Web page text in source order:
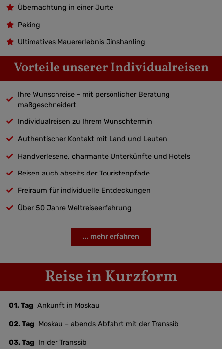
Übernachtung in einer Jurte
Peking
Ultimatives Mauererlebnis Jinshanling
Vorteile unserer Individualreisen
Ihre Wunschreise - mit persönlicher Beratung
maßgeschneidert
Individualreisen zu Ihrem Wunschtermin
Authentischer Kontakt mit Land und Leuten
Handverlesene, charmante Unterkünfte und Hotels
Reisen auch abseits der Touristenpfade
Freiraum für individuelle Entdeckungen
Über 50 Jahre Weltreiseerfahrung
... mehr erfahren
Reise in Kurzform
01. Tag Ankunft in Moskau
02. Tag Moskau – abends Abfahrt mit der Transsib
03. Tag In der Transsib